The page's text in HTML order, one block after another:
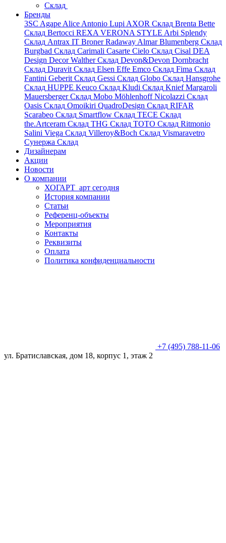
Склад
Бренды
3SC Agape Alice Antonio Lupi AXOR Склад Brenta Bette
Склад Bertocci REXA VERONA STYLE Arbi Splendy
Склад Antrax IT BronerRadaway AlmarBlumenberg Склад
Burgbad Склад Carimali Casarte Cielo Склад Cisal DEA
Design Decor WaltherСклад Devon&Devon Dornbracht
Склад Duravit Склад Elsen Effe Emco Склад Fima Склад
Fantini Geberit Склад Gessi Склад Globo Склад Hansgrohe
Склад HUPPE Keuco Склад Kludi Склад KniefMargaroli
MauersbergerСклад Mobo MöhlenhoffNicolazzi Склад
Oasis Склад Omoikiri QuadroDesign Склад RIFAR
Scarabeo Склад Smartflow Склад TECE Склад
the.Artceram Склад THG Склад TOTO Склад Ritmonio
Salini Viega Склад Villeroy&Boch Склад Vismaravetro
Сунержа Склад
Дизайнерам
Акции
Новости
О компании
ХОГАРТ_арт сегодня
История компании
Статьи
Референц-объекты
Мероприятия
Контакты
Реквизиты
Оплата
Политика конфиденциальности
+7 (495) 788-11-06
ул. Братиславская, дом 18, корпус 1, этаж 2